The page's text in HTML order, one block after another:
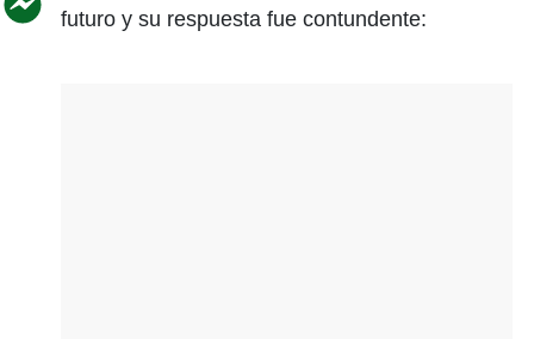
futuro y su respuesta fue contundente: